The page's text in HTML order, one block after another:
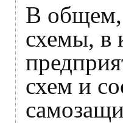
В общем,
схемы, в
схем и